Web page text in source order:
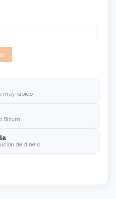
muy rápido
Bizum
de dinero